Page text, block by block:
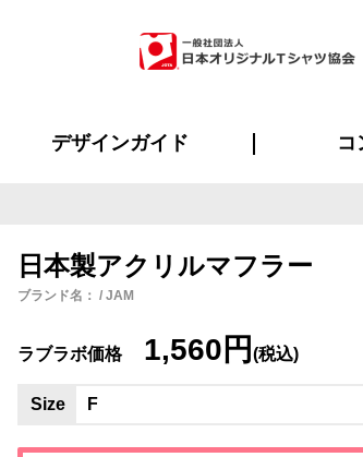
デザインガイド コ
日本製アクリルマフラー
ブランド名： / JAM
ラブラボ価格 1,560円 (税込)
Size F